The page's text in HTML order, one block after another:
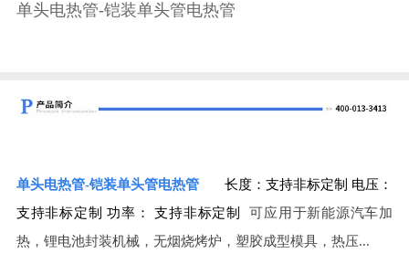
单头电热管-铠装单头管电热管
单头电热管-铠装单头管电热管 长度：支持非标定制 电压：
支持非标定制 功率： 支持非标定制
可应用于新能源汽车加
热，锂电池封装机械，无烟烧烤炉，塑胶成型模具，热压...